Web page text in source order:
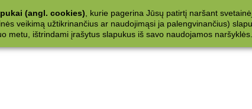
(angl. cookies) , kurie pagerina Jūsų patirtį naršant
veikimą užtikrinančius ar naudojimąsi ja palengvinančius)
metu, ištrindami įrašytus slapukus iš savo naudojamos naršyklės.